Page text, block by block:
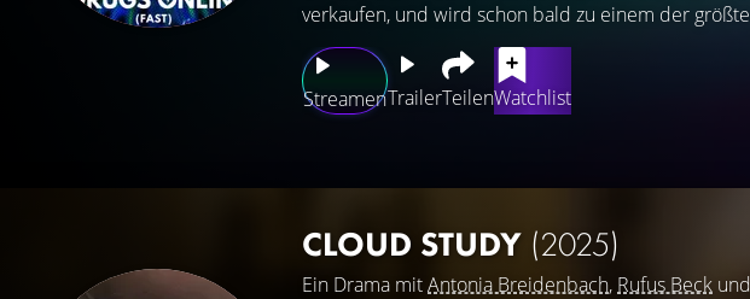
StreamenTrailerTeilenWatchlist
verkaufen, und wird schon bald zu einem der
CLOUD STUDY (2025)
Ein Drama mitAntonia Breidenbach, Rufus Beck und